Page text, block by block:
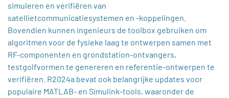
simuleren en verifiëren van
satellietcommunicatiesystemen en -koppelingen.
Bovendien kunnen ingenieurs de toolbox gebruiken om
algoritmen voor de fysieke laag te ontwerpen samen met
RF-componenten en grondstation-ontvangers,
testgolfvormen te genereren en referentie-ontwerpen te
verifiëren. R2024a bevat ook belangrijke updates voor
populaire MATLAB- en Simulink-tools, waaronder de